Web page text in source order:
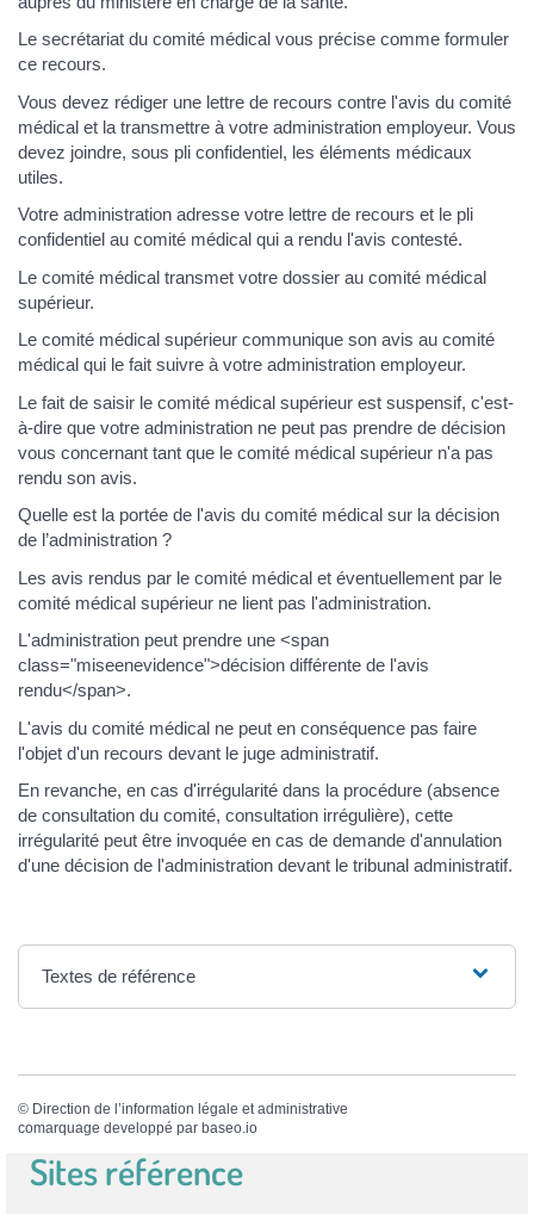
Le secrétariat du comité médical vous précise comme formuler
ce recours.
Vous devez rédiger une lettre de recours contre l'avis du comité
médical et la transmettre à votre administration employeur. Vous
devez joindre, sous pli confidentiel, les éléments médicaux
utiles.
Votre administration adresse votre lettre de recours et le pli
confidentiel au comité médical qui a rendu l'avis contesté.
Le comité médical transmet votre dossier au comité médical
supérieur.
Le comité médical supérieur communique son avis au comité
médical qui le fait suivre à votre administration employeur.
Le fait de saisir le comité médical supérieur est suspensif, c'est-
à-dire que votre administration ne peut pas prendre de décision
vous concernant tant que le comité médical supérieur n'a pas
rendu son avis.
Quelle est la portée de l'avis du comité médical sur la décision
de l’administration ?
Les avis rendus par le comité médical et éventuellement par le
comité médical supérieur ne lient pas l'administration.
L'administration peut prendre une <span
class="miseenevidence">décision différente de l'avis
rendu</span>.
L'avis du comité médical ne peut en conséquence pas faire
l'objet d'un recours devant le juge administratif.
En revanche, en cas d'irrégularité dans la procédure (absence
de consultation du comité, consultation irrégulière), cette
irrégularité peut être invoquée en cas de demande d'annulation
d'une décision de l'administration devant le tribunal administratif.
Textes de référence
© Direction de l’information légale et administrative
comarquage developpé par baseo.io
Sites référence